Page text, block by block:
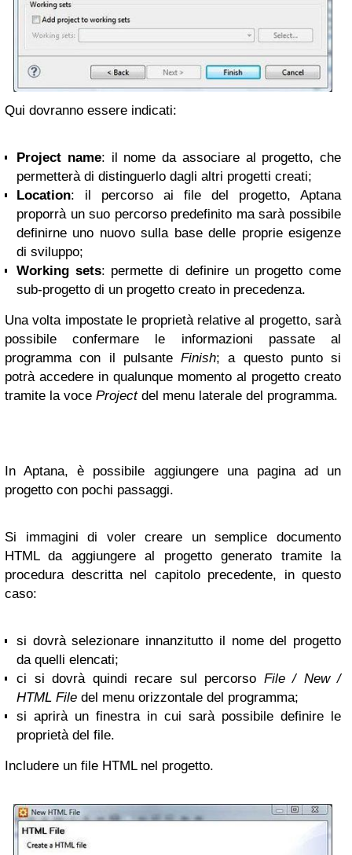
Qui dovranno essere indicati:
Project name: il nome da associare al progetto, che
permetterà di distinguerlo dagli altri progetti creati;
Location: il percorso ai file del progetto, Aptana
proporrà un suo percorso predefinito ma sarà possibile
definirne uno nuovo sulla base delle proprie esigenze
di sviluppo;
Working sets: permette di definire un progetto come
sub-progetto di un progetto creato in precedenza.
Una volta impostate le proprietà relative al progetto, sarà
possibile confermare le informazioni passate al
programma con il pulsante Finish; a questo punto si
potrà accedere in qualunque momento al progetto creato
tramite la voce Projectdel menu laterale del programma.
In Aptana, è possibile aggiungere una pagina ad un
progetto con pochi passaggi.
Si immagini di voler creare un semplice documento
HTML da aggiungere al progetto generato tramite la
procedura descritta nel capitolo precedente, in questo
caso:
si dovrà selezionare innanzitutto il nome del progetto
da quelli elencati;
ci si dovrà quindi recare sul percorso File / New /
HTML File del menu orizzontale del programma;
si aprirà un finestra in cui sarà possibile definire le
proprietà del file.
Includere un file HTML nel progetto.